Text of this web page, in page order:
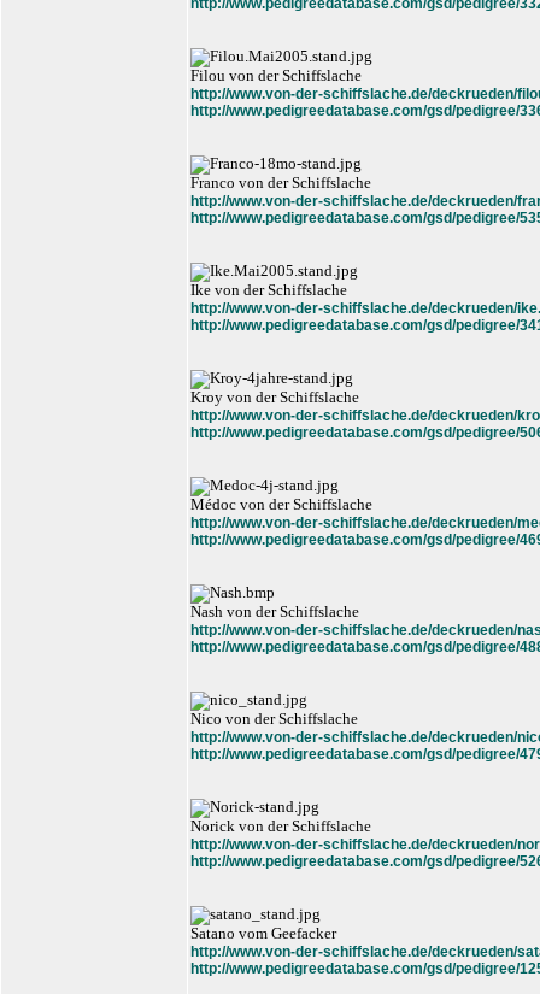
Filou von der Schiffslache
http://www.von-der-schiffslache.de/deckrueden/
http://www.pedigreedatabase.com/gsd/pedigree/
Franco von der Schiffslache
http://www.von-der-schiffslache.de/deckrueden/
http://www.pedigreedatabase.com/gsd/pedigree/
Ike von der Schiffslache
http://www.von-der-schiffslache.de/deckrueden/
http://www.pedigreedatabase.com/gsd/pedigree/
Kroy von der Schiffslache
http://www.von-der-schiffslache.de/deckrueden/
http://www.pedigreedatabase.com/gsd/pedigree/
Médoc von der Schiffslache
http://www.von-der-schiffslache.de/deckrueden/
http://www.pedigreedatabase.com/gsd/pedigree/
Nash von der Schiffslache
http://www.von-der-schiffslache.de/deckrueden/
http://www.pedigreedatabase.com/gsd/pedigree/
Nico von der Schiffslache
http://www.von-der-schiffslache.de/deckrueden/
http://www.pedigreedatabase.com/gsd/pedigree/
Norick von der Schiffslache
http://www.von-der-schiffslache.de/deckrueden/
http://www.pedigreedatabase.com/gsd/pedigree/
Satano vom Geefacker
http://www.von-der-schiffslache.de/deckrueden/
http://www.pedigreedatabase.com/gsd/pedigree/